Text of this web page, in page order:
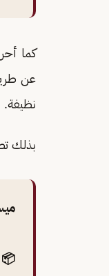
نظيفة.
بذلك
📦